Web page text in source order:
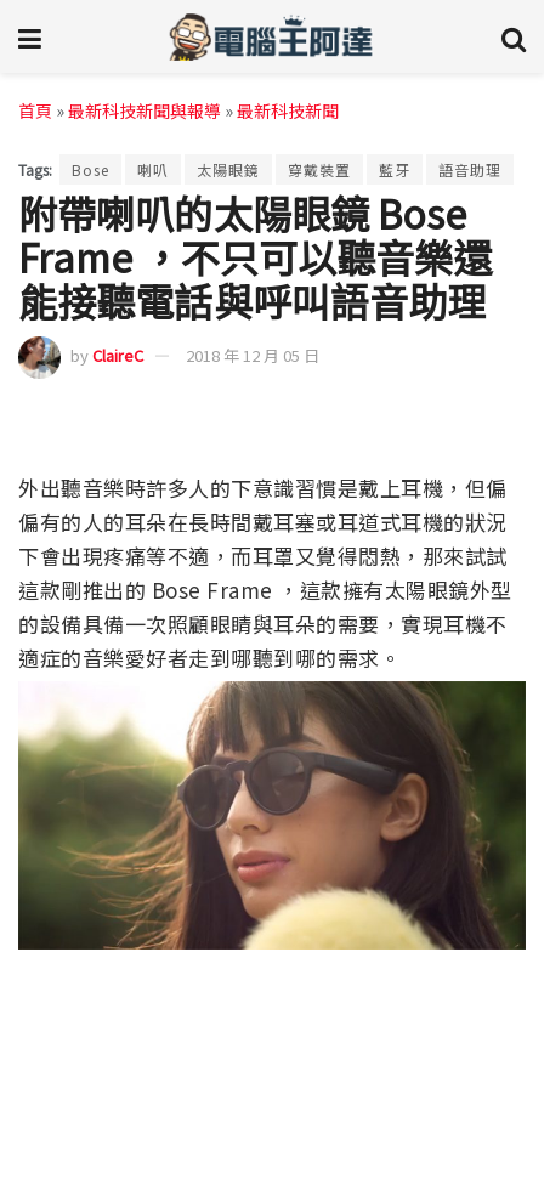
首頁 »最新科技新聞與報導 »最新科技新聞
Tags: Bose 喇叭 太陽眼鏡 穿戴裝置 藍牙 語音助理
附帶喇叭的太陽眼鏡 Bose
Frame ，不只可以聽音樂還
能接聽電話與呼叫語音助理
byClaireC 2018 年 12 月 05 日
外出聽音樂時許多人的下意識習慣是戴上耳機，但偏
偏有的人的耳朵在長時間戴耳塞或耳道式耳機的狀況
下會出現疼痛等不適，而耳罩又覺得悶熱，那來試試
這款剛推出的 Bose Frame ，這款擁有太陽眼鏡外型
的設備具備一次照顧眼睛與耳朵的需要，實現耳機不
適症的音樂愛好者走到哪聽到哪的需求。